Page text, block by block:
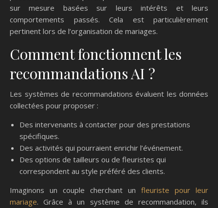
sur mesure basées sur leurs intérêts et leurs
comportements passés. Cela est particulièrement
pertinent lors de l’organisation de mariages.
Comment fonctionnent les
recommandations AI ?
Les systèmes de recommandations évaluent les données
collectées pour proposer :
Des intervenants à contacter pour des prestations
spécifiques.
Des activités qui pourraient enrichir l’événement.
Des options de tailleurs ou de fleuristes qui
correspondent au style préféré des clients.
Imaginons un couple cherchant un fleuriste pour leur
mariage. Grâce à un système de recommandation, ils